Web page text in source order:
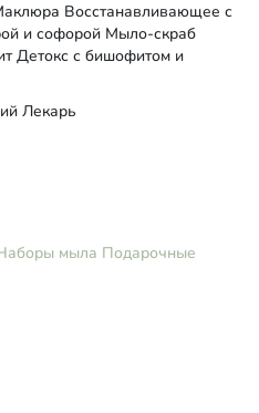
Восстанавливающее с
и софорой Мыло-скраб
Детокс с бишофитом и
глиной Мыло Медовый
с горными травами
состав
Лекарь
мыла Подарочные